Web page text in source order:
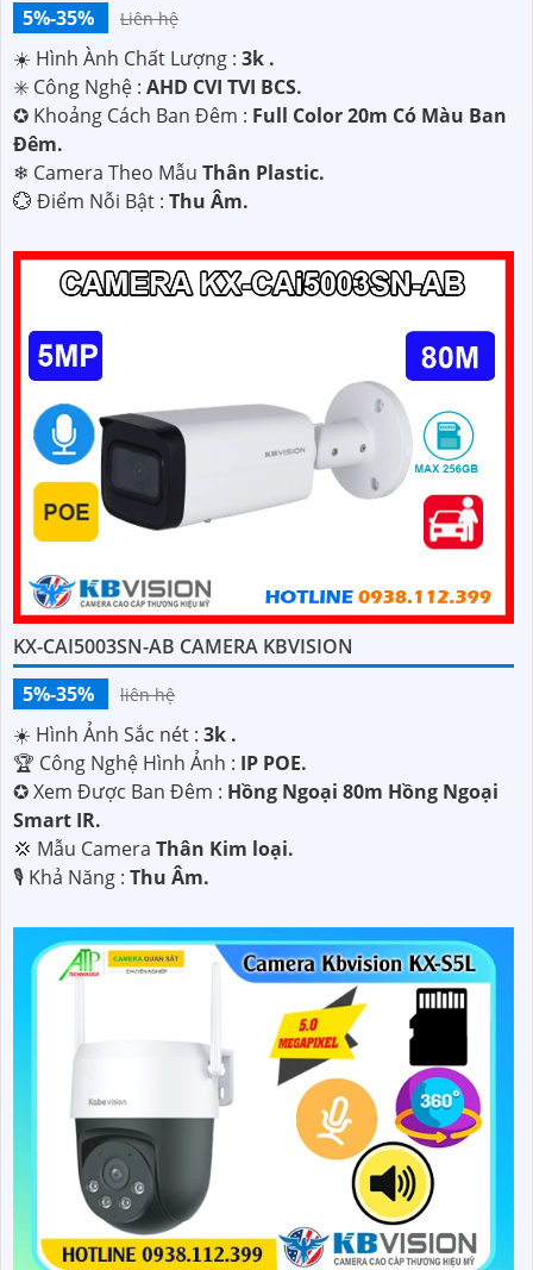
5%-35%
Liên hệ
☀️ Hình Ành Chất Lượng : 3k .
✳️ Công Nghệ : AHD CVI TVI BCS.
✪ Khoảng Cách Ban Đêm : Full Color 20m Có Màu Ban
Ðêm.
❄ Camera Theo Mẫu Thân Plastic.
️💮 Điểm Nỗi Bật : Thu Âm.
KX-CAI5003SN-AB CAMERA KBVISION
5%-35%
liên hệ
☀️ Hình Ảnh Sắc nét : 3k .
🏆 Công Nghệ Hình Ảnh : IP POE.
✪ Xem Được Ban Đêm : Hồng Ngoại 80m Hồng Ngoại
Smart IR.
💢 Mẫu Camera Thân Kim loại.
️🎙 Khả Năng : Thu Âm.